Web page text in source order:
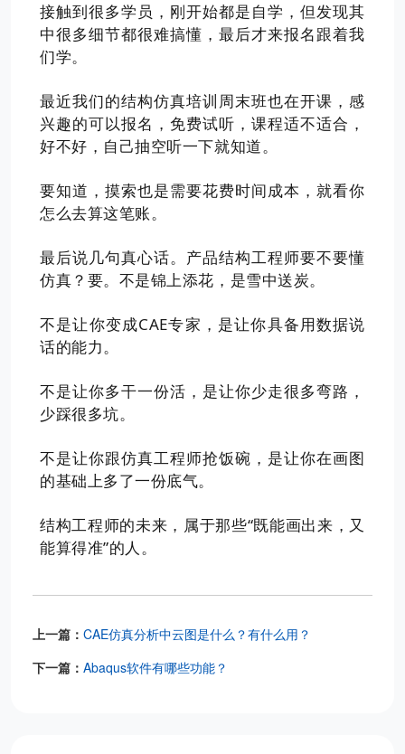
接触到很多学员，刚开始都是自学，但发现其
中很多细节都很难搞懂，最后才来报名跟着我
们学。
最近我们的结构仿真培训周末班也在开课，感
兴趣的可以报名，免费试听，课程适不适合，
好不好，自己抽空听一下就知道。
要知道，摸索也是需要花费时间成本，就看你
怎么去算这笔账。
最后说几句真心话。产品结构工程师要不要懂
仿真？要。不是锦上添花，是雪中送炭。
不是让你变成CAE专家，是让你具备用数据说
话的能力。
不是让你多干一份活，是让你少走很多弯路，
少踩很多坑。
不是让你跟仿真工程师抢饭碗，是让你在画图
的基础上多了一份底气。
结构工程师的未来，属于那些“既能画出来，又
能算得准”的人。
上一篇： CAE仿真分析中云图是什么？有什么用？
下一篇： Abaqus软件有哪些功能？